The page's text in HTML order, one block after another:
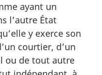
ayant un
l’autre État
y exerce son
courtier, d’un
ou de tout autre